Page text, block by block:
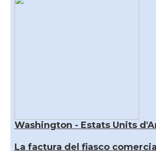
Washington - Estats Units
La factura del fiasco